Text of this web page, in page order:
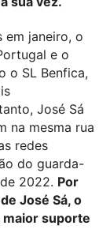
em janeiro, o
e o
o SL Benfica,
José Sá
na mesma rua
redes
do guarda-
2022. Por
José Sá, o
maior suporte